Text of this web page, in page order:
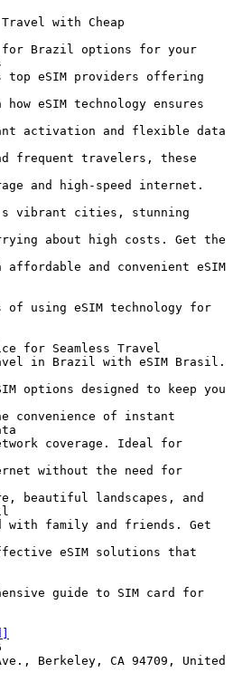
with Cheap
for Brazil options for your
eSIM providers offering
eSIM technology ensures
activation and flexible data
frequent travelers, these
and high-speed internet.
vibrant cities, stunning
about high costs. Get the
and convenient eSIM
of using eSIM technology for
for Seamless Travel
in Brazil with eSIM Brasil.
options designed to keep you
convenience of instant
coverage. Ideal for
without the need for
beautiful landscapes, and
with family and friends. Get
eSIM solutions that
guide to SIM card for
Berkeley, CA 94709, United